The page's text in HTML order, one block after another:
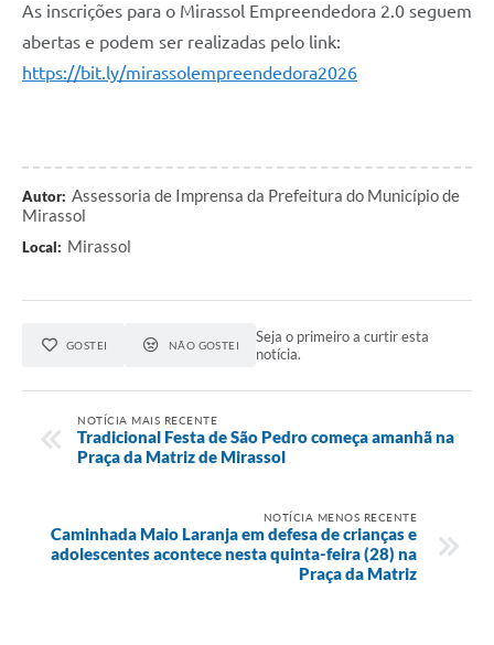
As inscrições para o Mirassol Empreendedora 2.0 seguem
abertas e podem ser realizadas pelo link:
https://bit.ly/mirassolempreendedora2026
Autor: Assessoria de Imprensa da Prefeitura do Município de
Mirassol
Local: Mirassol
GOSTEI NÃO GOSTEI
Seja o primeiro a curtir esta
notícia.
NOTÍCIA MAIS RECENTE
Tradicional Festa de São Pedro começa amanhã na
Praça da Matriz de Mirassol
NOTÍCIA MENOS RECENTE
Caminhada Maio Laranja em defesa de crianças e
adolescentes acontece nesta quinta-feira (28) na
Praça da Matriz